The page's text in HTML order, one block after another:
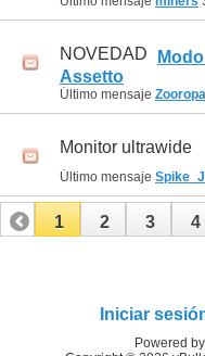
NOVEDAD
Assetto
Último mensaje Zooropa
Monitor ultrawide
Último mensaje
1 2 3 4
Iniciar
Powered by